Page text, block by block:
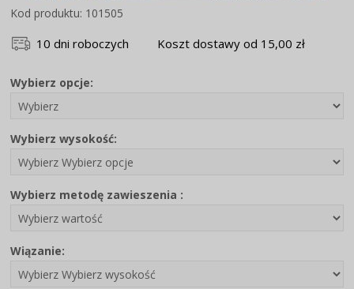
Kod produktu: 101505
10 dni roboczych Koszt dostawy od 15,00 zł
Wybierz opcje:
Wybierz wysokość:
Wybierz metodę zawieszenia :
Wiązanie: